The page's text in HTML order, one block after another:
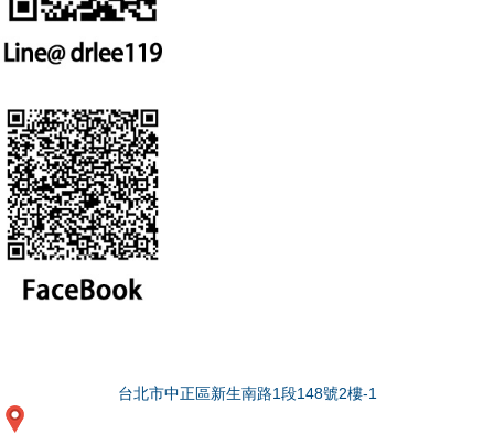
台北市中正區新生南路1段148號2樓-1